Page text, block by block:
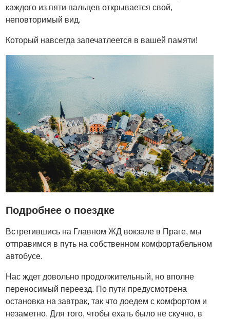
каждого из пяти пальцев открывается свой,
неповторимый вид.
Который навсегда запечатлеется в вашей памяти!
Подробнее о поездке
Встретившись на Главном ЖД вокзале в Праге, мы
отправимся в путь на собственном комфортабельном
автобусе.
Нас ждет довольно продолжительный, но вполне
переносимый переезд. По пути предусмотрена
остановка на завтрак, так что доедем с комфортом и
незаметно. Для того, чтобы ехать было не скучно, в